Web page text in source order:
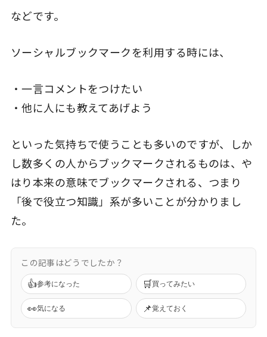
などです。
ソーシャルブックマークを利用する時には、
・一言コメントをつけたい
・他に人にも教えてあげよう
といった気持ちで使うことも多いのですが、しか
し数多くの人からブックマークされるものは、や
はり本来の意味でブックマークされる、つまり
「後で役立つ知識」系が多いことが分かりまし
た。
この記事はどうでしたか？
👍参考になった 🛒 買ってみたい
👀気になる 📌覚えておく